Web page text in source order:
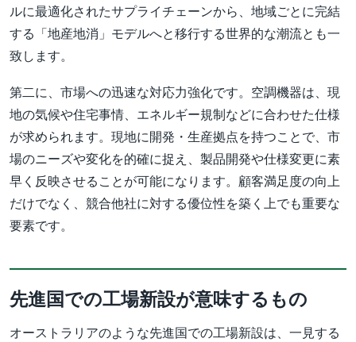
ルに最適化されたサプライチェーンから、地域ごとに完結
する「地産地消」モデルへと移行する世界的な潮流とも一
致します。
第二に、市場への迅速な対応力強化です。空調機器は、現
地の気候や住宅事情、エネルギー規制などに合わせた仕様
が求められます。現地に開発・生産拠点を持つことで、市
場のニーズや変化を的確に捉え、製品開発や仕様変更に素
早く反映させることが可能になります。顧客満足度の向上
だけでなく、競合他社に対する優位性を築く上でも重要な
要素です。
先進国での工場新設が意味するもの
オーストラリアのような先進国での工場新設は、一見する